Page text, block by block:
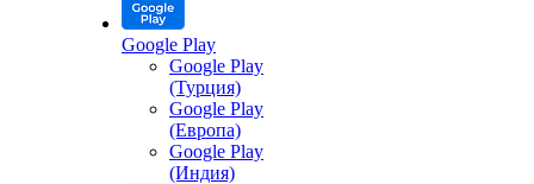
Google Play
Google Play
(Турция)
Google Play
(Европа)
Google Play
(Индия)